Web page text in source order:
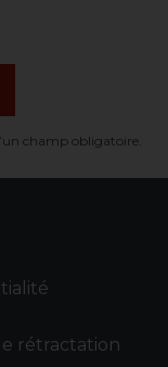
champ obligatoire.
rétractation